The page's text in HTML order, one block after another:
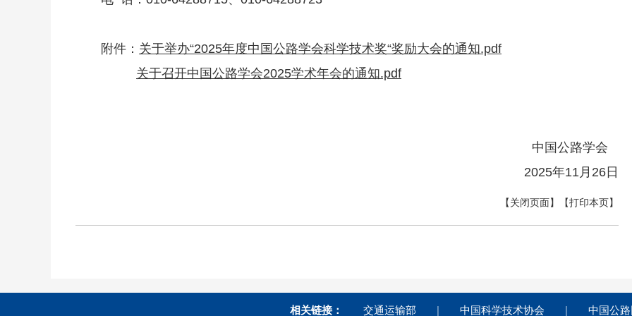
附件： 关于举办“2025年度中国公路学会科学技术奖“奖励大会的通知.pdf
关于召开中国公路学会2025学术年会的通知.pdf
中国公路学会
2025年11月26日
【打印本页】
【关闭页面】
相关链接： 交通运输部 | 中国科学技术协会 | 中国公